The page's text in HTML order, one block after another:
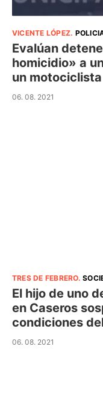
VICENTE LÓPEZ.
Evalúan
homicidio» a
un motociclista
06. 08. 2021
TRES DE FEBRERO.
El hijo de uno
en Caseros
condiciones
06. 08. 2021